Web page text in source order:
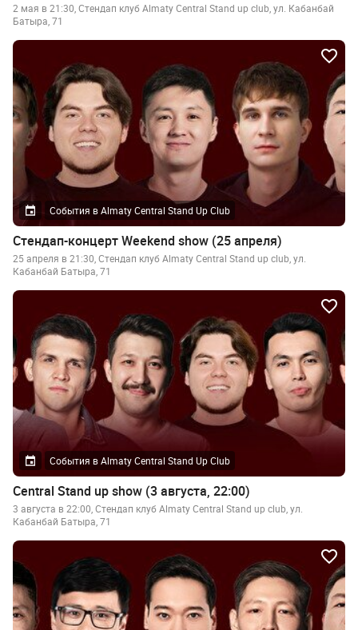
2 мая в 21:30, Стендап клуб Almaty Central Stand up club, ул. Кабанбай
Батыра, 71
События в Almaty Central Stand Up Club
Стендап-концерт Weekend show (25 апреля)
25 апреля в 21:30, Стендап клуб Almaty Central Stand up club, ул.
Кабанбай Батыра, 71
События в Almaty Central Stand Up Club
Central Stand up show (3 августа, 22:00)
3 августа в 22:00, Стендап клуб Almaty Central Stand up club, ул.
Кабанбай Батыра, 71